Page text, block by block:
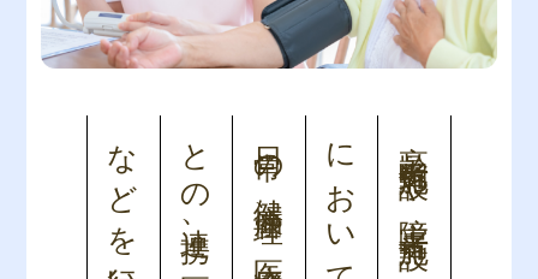
高齢者施設や障害者施設
日常の健康管理、医療機関
との連携、医療処置